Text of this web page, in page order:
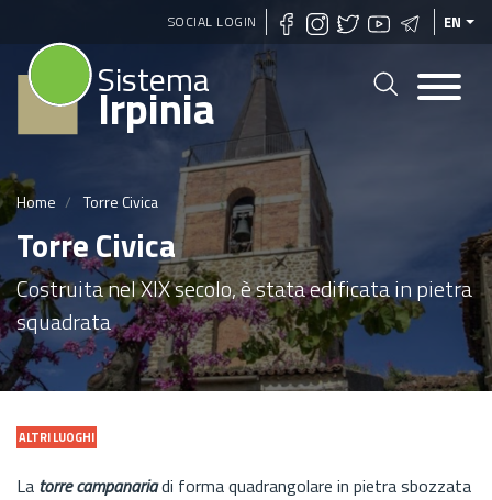
Skip
main
content
SOCIAL LOGIN EN
Sistema
Irpinia
Home Torre Civica
Torre Civica
Costruita nel XIX secolo, è stata edificata in pietra
squadrata
ALTRI LUOGHI
La torre campanariadi forma quadrangolare in pietra sbozzata